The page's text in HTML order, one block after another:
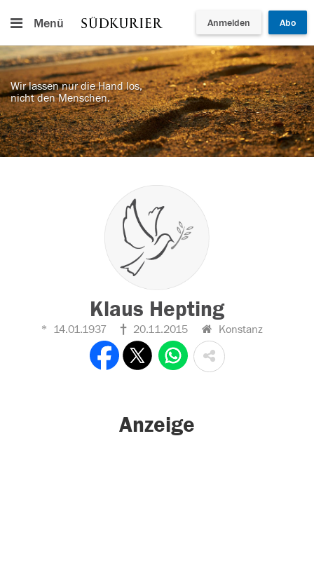
Menü Anmelden Abo
Wir lassen nur die Hand los,
nicht den Menschen.
Klaus Hepting
14.01.1937 20.11.2015 Konstanz
Anzeige